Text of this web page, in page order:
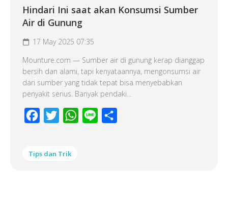
Hindari Ini saat akan Konsumsi Sumber
Air di Gunung
17 May 2025 07:35
Mounture.com — Sumber air di gunung kerap dianggap
bersih dan alami, tapi kenyataannya, mengonsumsi air
dari sumber yang tidak tepat bisa menyebabkan
penyakit serius. Banyak pendaki...
Facebook
Twitter WhatsApp
Line
Tips dan Trik